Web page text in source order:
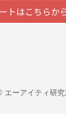
トはこちらか
エーアイティ研